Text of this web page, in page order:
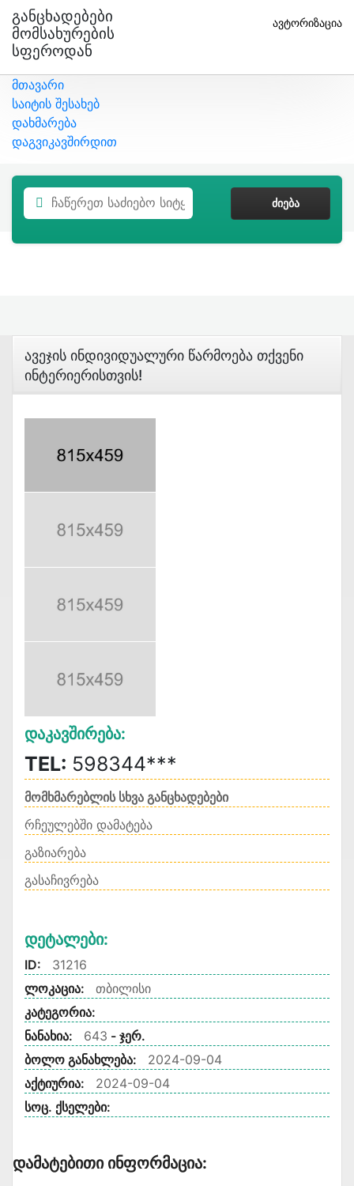
Განცხადებები
Მომსახურების
Სფეროდან
ავტორიზაცია
მთავარი
საიტის შესახებ
დახმარება
დაგვიკავშირდით
ᲫᲘᲔᲑᲐ
Ავეჯის Ინდივიდუალური Წარმოება Თქვენი
Ინტერიერისთვის!
Დაკავშირება:
TEL: 598344***
მომხმარებლის სხვა განცხადებები
რჩეულებში დამატება
გაზიარება
გასაჩივრება
Დეტალები:
ID:
31216
ლოკაცია:
თბილისი
კატეგორია:
ნანახია:
643 - ჯერ.
ბოლო განახლება:
2024-09-04
აქტიურია:
2024-09-04
სოც. ქსელები:
Დამატებითი Ინფორმაცია: